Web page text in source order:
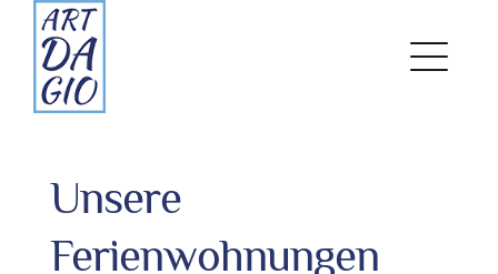
Inhalt
springen
Unsere
Ferienwohnungen